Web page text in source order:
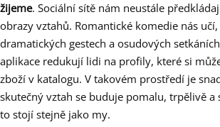
žijeme. Sociální sítě nám neustále
obrazy vztahů. Romantické komedie nás učí,
dramatických gestech a osudových
aplikace redukují lidi na profily, které si
zboží v katalogu. V takovém prostředí je
skutečný vztah se buduje pomalu, trpělivě a
to stojí stejně jako my.